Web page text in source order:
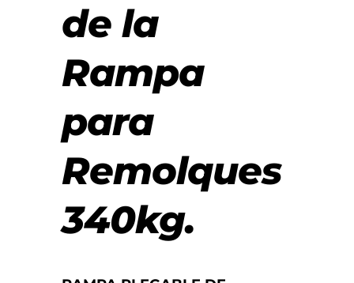
de la
Rampa
para
Remolques
340kg.